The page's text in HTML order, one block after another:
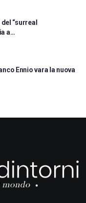
“surreal
a…
Ennio vara la nuova